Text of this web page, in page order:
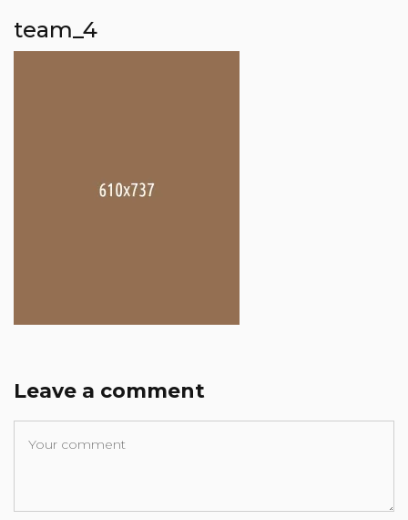
team_4
Leave a comment